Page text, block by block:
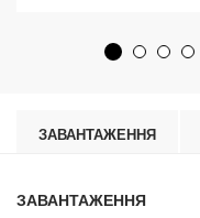
ЗАВАНТАЖЕННЯ
ЗАВАНТАЖЕННЯ